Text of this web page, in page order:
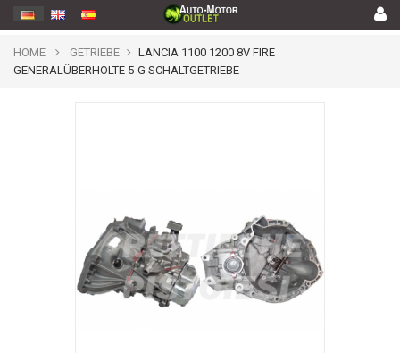
HOME GETRIEBE
LANCIA 1100 1200 8V FIRE
GENERALÜBERHOLTE 5-G SCHALTGETRIEBE